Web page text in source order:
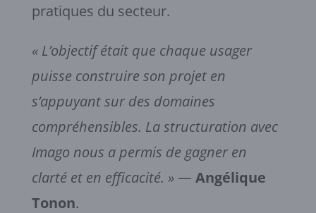
pratiques du secteur.
« L’objectif était que chaque usager
puisse construire son projet en
s’appuyant sur des domaines
compréhensibles. La structuration avec
Imago nous a permis de gagner en
clarté et en efficacité. »— Angélique
Tonon.